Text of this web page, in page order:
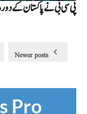
پی سی بی نےپاکستان کے
Posts
pagination
Newer posts